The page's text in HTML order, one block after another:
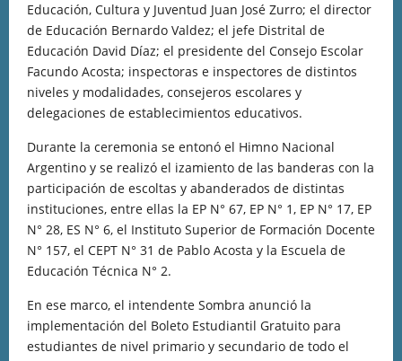
Educación, Cultura y Juventud Juan José Zurro; el director
de Educación Bernardo Valdez; el jefe Distrital de
Educación David Díaz; el presidente del Consejo Escolar
Facundo Acosta; inspectoras e inspectores de distintos
niveles y modalidades, consejeros escolares y
delegaciones de establecimientos educativos.
Durante la ceremonia se entonó el Himno Nacional
Argentino y se realizó el izamiento de las banderas con la
participación de escoltas y abanderados de distintas
instituciones, entre ellas la EP N° 67, EP N° 1, EP N° 17, EP
N° 28, ES N° 6, el Instituto Superior de Formación Docente
N° 157, el CEPT N° 31 de Pablo Acosta y la Escuela de
Educación Técnica N° 2.
En ese marco, el intendente Sombra anunció la
implementación del Boleto Estudiantil Gratuito para
estudiantes de nivel primario y secundario de todo el